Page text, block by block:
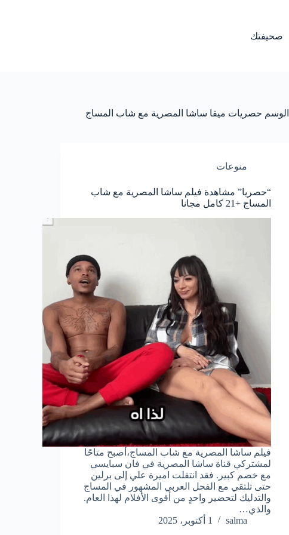
صحيفتك
الوسم حصريات ميقا ساشا المصرية مع شاب المساج
منوعات
“حصريا” مشاهدة فيلم ساشا المصرية مع شاب
المساج +21 كامل مجانا
فيلم ساشا المصرية مع شاب المساج،أصبح متاحًا
لمشتركي قناة ساشا المصرية في فان سبايسي
مع خصم كبير. فقد انتقلت اميرة علي إلى برلين
حتى تلتقي مع الفحل العربي المشهور في المساج
والتدليك لتحضير واحدٍ من أقوى الأفلام لهذا العام.
والذي…
salma
1 أكتوبر، 2025